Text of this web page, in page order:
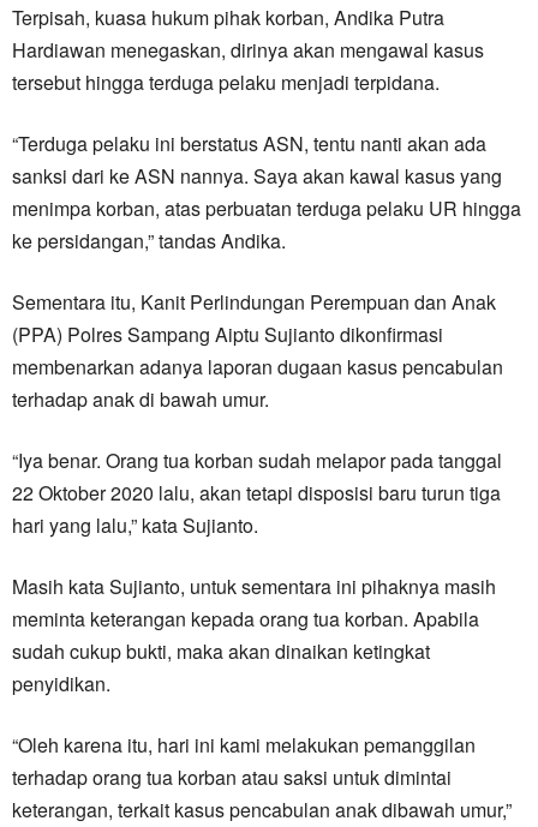
Terpisah, kuasa hukum pihak korban, Andika Putra
Hardiawan menegaskan, dirinya akan mengawal kasus
tersebut hingga terduga pelaku menjadi terpidana.
“Terduga pelaku ini berstatus ASN, tentu nanti akan ada
sanksi dari ke ASN nannya. Saya akan kawal kasus yang
menimpa korban, atas perbuatan terduga pelaku UR hingga
ke persidangan,” tandas Andika.
Sementara itu, Kanit Perlindungan Perempuan dan Anak
(PPA) Polres Sampang Aiptu Sujianto dikonfirmasi
membenarkan adanya laporan dugaan kasus pencabulan
terhadap anak di bawah umur.
“Iya benar. Orang tua korban sudah melapor pada tanggal
22 Oktober 2020 lalu, akan tetapi disposisi baru turun tiga
hari yang lalu,” kata Sujianto.
Masih kata Sujianto, untuk sementara ini pihaknya masih
meminta keterangan kepada orang tua korban. Apabila
sudah cukup bukti, maka akan dinaikan ketingkat
penyidikan.
“Oleh karena itu, hari ini kami melakukan pemanggilan
terhadap orang tua korban atau saksi untuk dimintai
keterangan, terkait kasus pencabulan anak dibawah umur,”